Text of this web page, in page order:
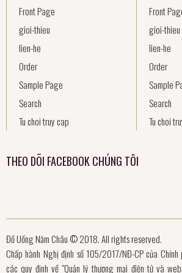
Front Page
gioi-thieu
lien-he
Order
Sample Page
Search
Tu choi truy cap
Front
gioi-thieu
lien-he
Order
Sample
Search
Tu choi
THEO DÕI FACEBOOK CHÚNG TÔI
Đồ Uống Năm Châu © 2018. All rights reserved.
Chấp hành Nghị định số 105/2017/NĐ-CP của
các quy định về "Quản lý thương mại điện tử và